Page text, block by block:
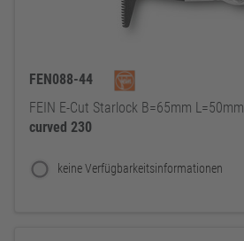
FEN088-44
FEIN E-Cut Starlock B=65mm L=50mm
curved 230
keine Verfügbarkeitsinformationen